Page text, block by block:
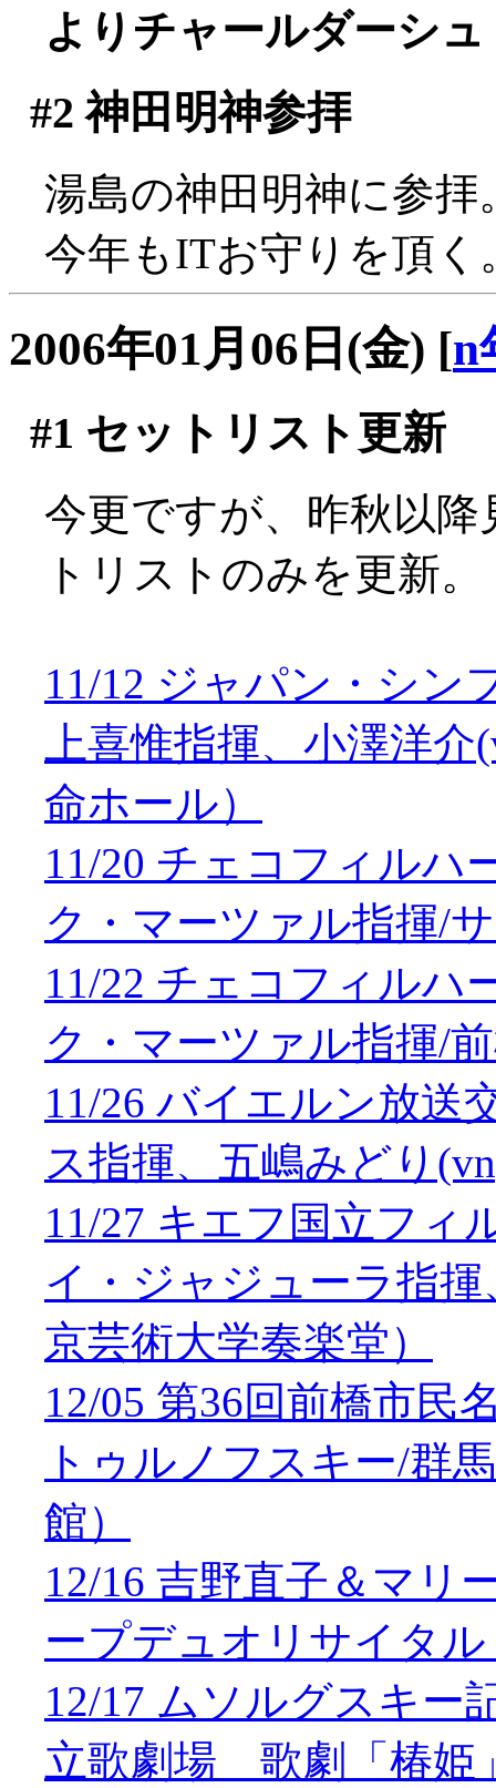
よりチャールダーシュ
#2 神田明神参拝
湯島の神田明神に参拝
今年もITお守りを頂く
2006年01月06日(金) [n
#1 セットリスト更新
今更ですが、昨秋以
トリストのみを更新。
11/12 ジャパン・シン
上喜惟指揮、小澤洋
命ホール）
11/20 チェコフィルハ
ク・マーツァル指揮/
11/22 チェコフィルハ
ク・マーツァル指揮/
11/26 バイエルン放送
ス指揮、五嶋みどり
11/27 キエフ国立フィ
イ・ジャジューラ指
京芸術大学奏楽堂）
12/05 第36回前橋市
トゥルノフスキー/群
館）
12/16 吉野直子＆マ
ープデュオリサイタ
12/17 ムソルグスキー
立歌劇場 歌劇「椿姫